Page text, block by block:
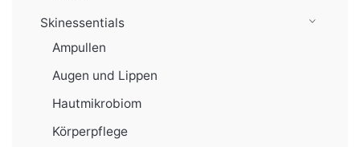
Skinessentials
Ampullen
Augen und Lippen
Hautmikrobiom
Körperpflege